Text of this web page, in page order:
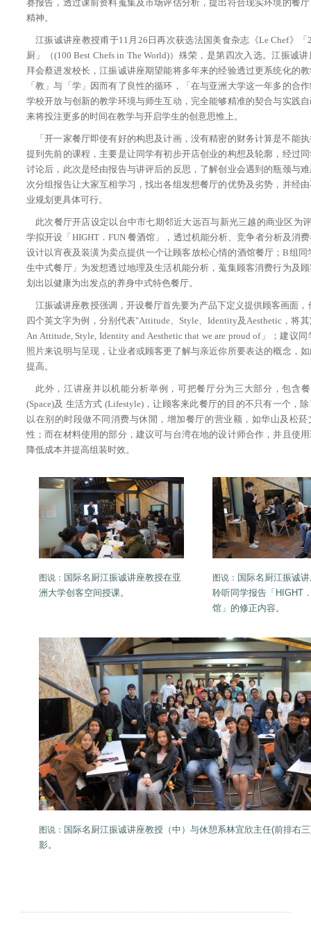
赛报告，透过课前资料蒐集及市场评估分析，提出符合现实环境的餐
精神。
江振诚讲座教授甫于11月26日再次获选法国美食杂志《Le Chef》「
厨」（(100 Best Chefs in The World)）殊荣，是第四次入选。江振诚
拜会蔡进发校长，江振诚讲座期望能将多年来的经验透过更系统化的
「教」与「学」因而有了良性的循环，「在与亚洲大学这一年多的合
学校开放与创新的教学环境与师生互动，完全能够精准的契合与实践
来将投注更多的时间在教学与开启学生的创意思惟上。
「开一家餐厅即使有好的构思及计画，没有精密的财务计算是不能
提到先前的课程，主要是让同学有初步开店创业的构想及轮廓，经过
讨论后，此次是经由报告与讲评后的反思，了解创业会遇到的瓶颈与
次分组报告让大家互相学习，找出各组发想餐厅的优势及劣势，并经
业规划更具体可行。
此次餐厅开店设定以台中市七期邻近大远百与新光三越的商业区为
学拟开设「HIGHT．FUN 餐酒馆」，透过机能分析、竞争者分析及消
设计以宵夜及装潢为卖点提供一个让顾客放松心情的酒馆餐厅；B组同
生中式餐厅」为发想透过地理及生活机能分析，蒐集顾客消费行为及
划出以健康为出发点的养身中式特色餐厅。
江振诚讲座教授强调，开设餐厅首先要为产品下定义提供顾客画面，
四个英文字为例，分别代表"Attitude、Style、Identity及Aesthetic，将
An Attitude, Style, Identity and Aesthetic that we are proud of」；建议
照片来说明与呈现，让业者或顾客更了解与亲近你所要表达的概念，
提高。
此外，江讲座并以机能分析举例，可把餐厅分为三大部分，包含
(Space)及 生活方式 (Lifestyle)，让顾客来此餐厅的目的不只有一个，
以在别的时段做不同消费与休閒，增加餐厅的营业额，如华山及松菸
性；而在材料使用的部分，建议可与台湾在地的设计师合作，并且使
降低成本并提高组装时效。
图说： 国际名厨江振诚讲座教授在亚
洲大学创客空间授课。
图说： 国际名厨江振诚
聆听同学报告「HIGHT
馆」的修正内容。
图说： 国际名厨江振诚讲座教授（中）与休憩系林宜欣主任(前排右
影。